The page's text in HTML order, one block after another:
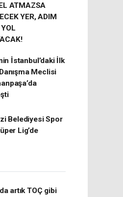
ATMAZSA
YER, ADIM
İstanbul’daki İlk
Meclisi
Belediyesi Spor
Lig’de
artık TOÇ gibi